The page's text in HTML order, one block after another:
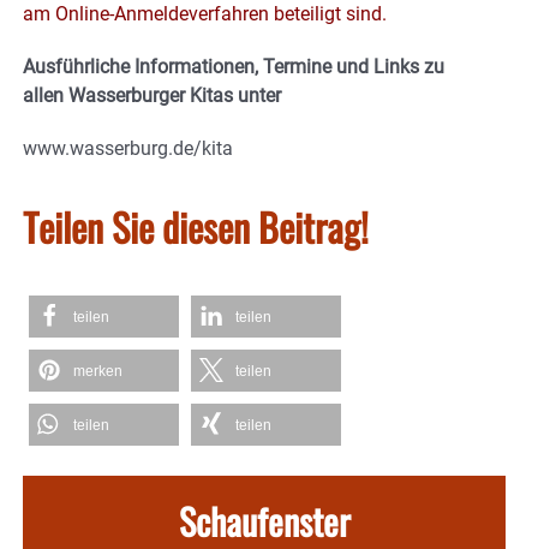
am Online-Anmeldeverfahren beteiligt sind.
Ausführliche Informationen, Termine und Links zu
allen Wasserburger Kitas unter
www.wasserburg.de/kita
Teilen Sie diesen Beitrag!
teilen teilen
merken teilen
teilen teilen
Schaufenster